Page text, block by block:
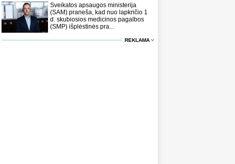
Sveikatos apsaugos ministerija
(SAM) praneša, kad nuo lapkričio 1
d. skubiosios medicinos pagalbos
(SMP) išplėstinės pra...
REKLAMA